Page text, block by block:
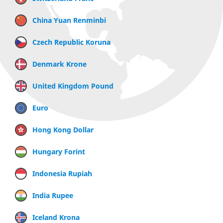
China Yuan Renminbi
Czech Republic Koruna
Denmark Krone
United Kingdom Pound
Euro
Hong Kong Dollar
Hungary Forint
Indonesia Rupiah
India Rupee
Iceland Krona